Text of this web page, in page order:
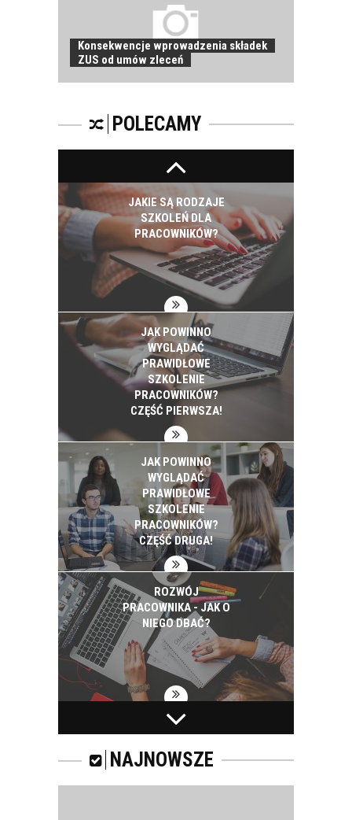
Konsekwencje wprowadzenia składek
ZUS od umów zleceń
POLECAMY
JAKIE SĄ RODZAJE
SZKOLEŃ DLA
PRACOWNIKÓW?
JAK POWINNO
WYGLĄDAĆ
PRAWIDŁOWE
SZKOLENIE
PRACOWNIKÓW?
CZĘŚĆ PIERWSZA!
JAK POWINNO
WYGLĄDAĆ
PRAWIDŁOWE
SZKOLENIE
PRACOWNIKÓW?
CZĘŚĆ DRUGA!
ROZWÓJ
PRACOWNIKA - JAK O
NIEGO DBAĆ?
PRACOWNICY -
CZEMU WARTO ICH
SZKOLIĆ?
NAJNOWSZE